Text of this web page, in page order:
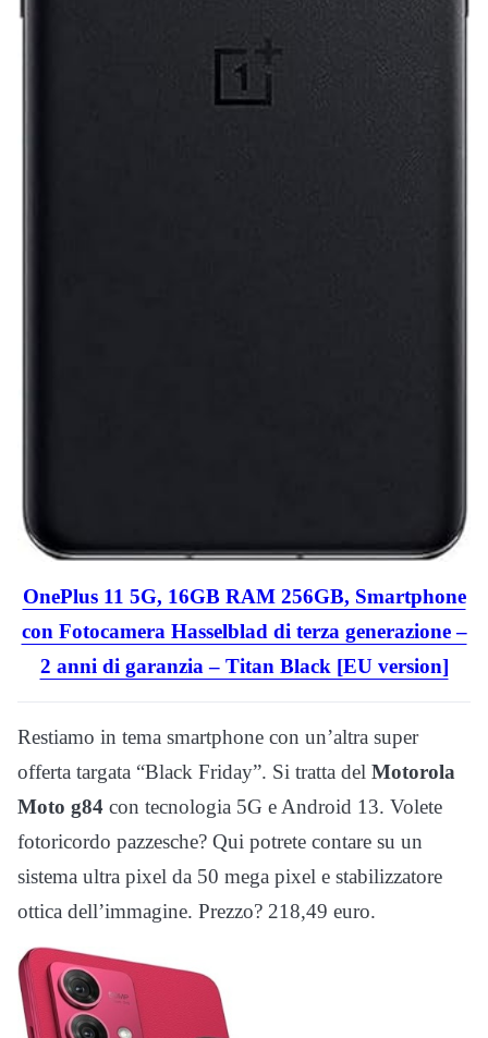
OnePlus 11 5G, 16GB RAM 256GB, Smartphone
con Fotocamera Hasselblad di terza generazione –
2 anni di garanzia – Titan Black [EU version]
Restiamo in tema smartphone con un’altra super
offerta targata “Black Friday”. Si tratta del Motorola
Moto g84 con tecnologia 5G e Android 13. Volete
fotoricordo pazzesche? Qui potrete contare su un
sistema ultra pixel da 50 mega pixel e stabilizzatore
ottica dell’immagine. Prezzo? 218,49 euro.